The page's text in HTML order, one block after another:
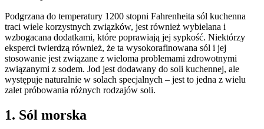
Podgrzana do temperatury 1200 stopni Fahrenheita sól kuchenna
traci wiele korzystnych związków, jest również wybielana i
wzbogacana dodatkami, które poprawiają jej sypkość. Niektórzy
eksperci twierdzą również, że ta wysokorafinowana sól i jej
stosowanie jest związane z wieloma problemami zdrowotnymi
związanymi z sodem. Jod jest dodawany do soli kuchennej, ale
występuje naturalnie w solach specjalnych – jest to jedna z wielu
zalet próbowania różnych rodzajów soli.
1. Sól morska